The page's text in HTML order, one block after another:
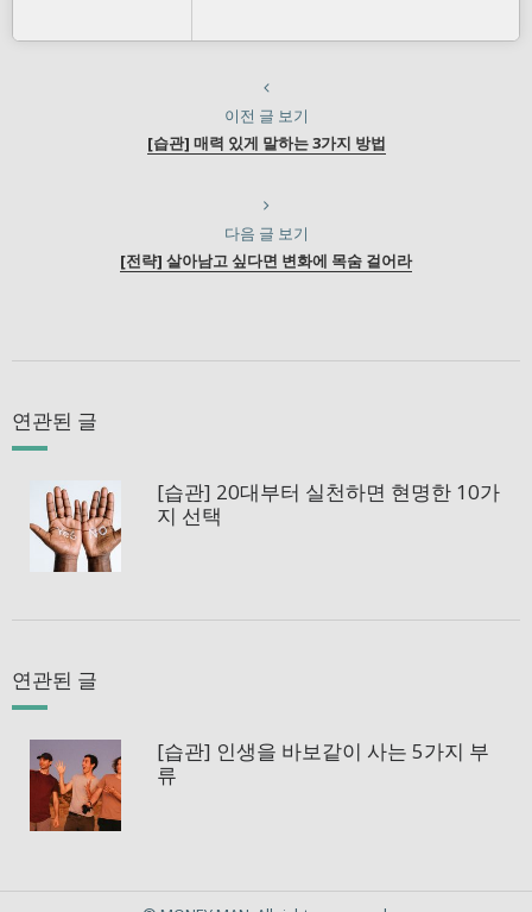
이전 글 보기
[습관] 매력 있게 말하는 3가지 방법
다음 글 보기
[전략] 살아남고 싶다면 변화에 목숨 걸어라
연관된 글
[습관] 20대부터 실천하면 현명한 10가
지 선택
연관된 글
[습관] 인생을 바보같이 사는 5가지 부
류